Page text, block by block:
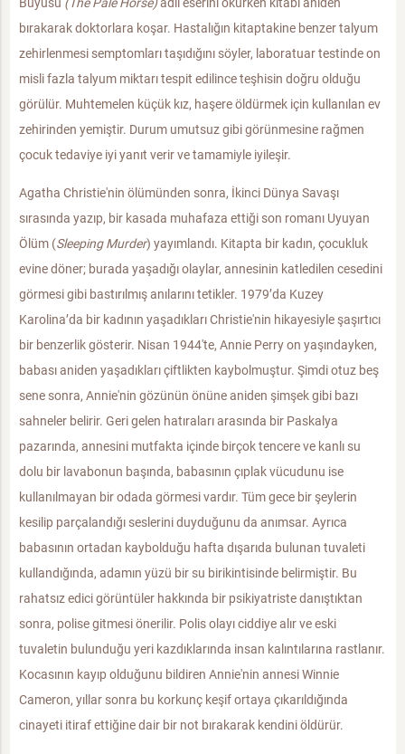
bırakarak doktorlara koşar. Hastalığın kitaptakine benzer talyum
zehirlenmesi semptomları taşıdığını söyler, laboratuar testinde on
misli fazla talyum miktarı tespit edilince teşhisin doğru olduğu
görülür. Muhtemelen küçük kız, haşere öldürmek için kullanılan ev
zehirinden yemiştir. Durum umutsuz gibi görünmesine rağmen
çocuk tedaviye iyi yanıt verir ve tamamiyle iyileşir.
Agatha Christie'nin ölümünden sonra, İkinci Dünya Savaşı
sırasında yazıp, bir kasada muhafaza ettiği son romanı Uyuyan
Ölüm (Sleeping Murder) yayımlandı. Kitapta bir kadın, çocukluk
evine döner; burada yaşadığı olaylar, annesinin katledilen cesedini
görmesi gibi bastırılmış anılarını tetikler. 1979’da Kuzey
Karolina’da bir kadının yaşadıkları Christie'nin hikayesiyle şaşırtıcı
bir benzerlik gösterir. Nisan 1944'te, Annie Perry on yaşındayken,
babası aniden yaşadıkları çiftlikten kaybolmuştur. Şimdi otuz beş
sene sonra, Annie'nin gözünün önüne aniden şimşek gibi bazı
sahneler belirir. Geri gelen hatıraları arasında bir Paskalya
pazarında, annesini mutfakta içinde birçok tencere ve kanlı su
dolu bir lavabonun başında, babasının çıplak vücudunu ise
kullanılmayan bir odada görmesi vardır. Tüm gece bir şeylerin
kesilip parçalandığı seslerini duyduğunu da anımsar. Ayrıca
babasının ortadan kaybolduğu hafta dışarıda bulunan tuvaleti
kullandığında, adamın yüzü bir su birikintisinde belirmiştir. Bu
rahatsız edici görüntüler hakkında bir psikiyatriste danıştıktan
sonra, polise gitmesi önerilir. Polis olayı ciddiye alır ve eski
tuvaletin bulunduğu yeri kazdıklarında insan kalıntılarına rastlanır.
Kocasının kayıp olduğunu bildiren Annie'nin annesi Winnie
Cameron, yıllar sonra bu korkunç keşif ortaya çıkarıldığında
cinayeti itiraf ettiğine dair bir not bırakarak kendini öldürür.